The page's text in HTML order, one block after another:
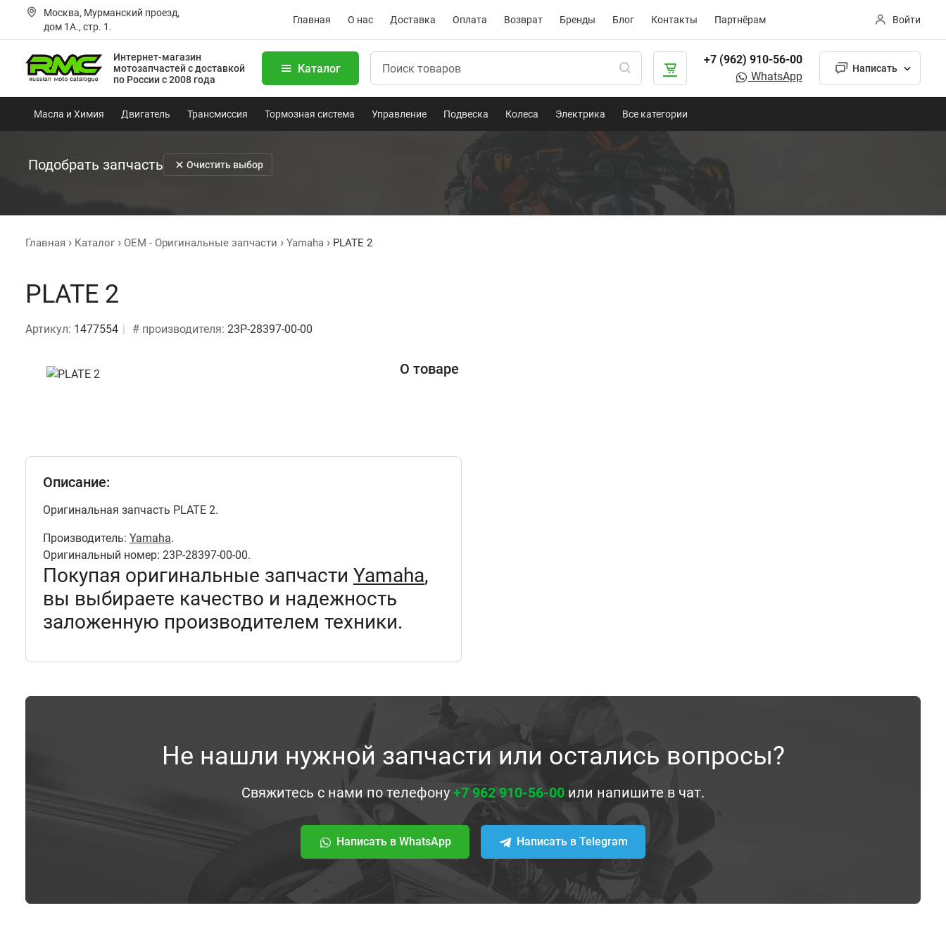
Москва, Мурманский проезд,
дом 1А., стр. 1.
Главная О нас Доставка Оплата Возврат Бренды Блог Контакты Партнёрам Войти
Интернет-магазин
мотозапчастейс доставкой
по России с 2008 года
Каталог
+7 (962) 910-56-00
WhatsApp
Написать
Масла и Химия Двигатель Трансмиссия Тормозная система Управление Подвеска Колеса Электрика Все категории
Подобрать запчасть Очистить выбор
Главная Каталог OEM - Оригинальные запчасти Yamaha PLATE 2
PLATE 2
Артикул: 1477554 # производителя: 23P-28397-00-00
О товаре
Описание:
Оригинальная запчасть PLATE 2.
Производитель: Yamaha.
Оригинальный номер: 23P-28397-00-00.
Покупая оригинальные запчасти Yamaha,
вы выбираете качество и надежность
заложенную производителем техники.
Не нашли нужной запчасти или остались вопросы?
Свяжитесь с нами по телефону +7 962 910-56-00 или напишите в чат.
Написать в WhatsApp Написать в Telegram